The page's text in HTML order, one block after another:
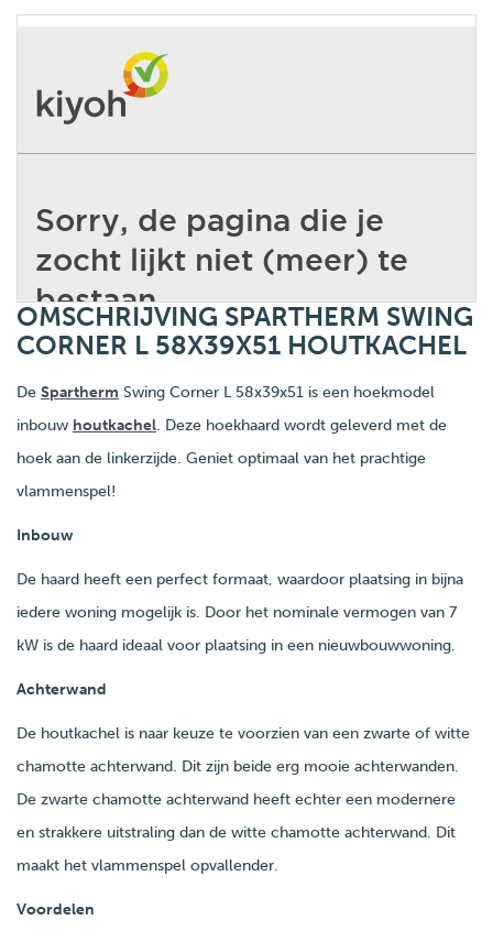
OMSCHRIJVING SPARTHERM SWING
CORNER L 58X39X51 HOUTKACHEL
De Spartherm Swing Corner L 58x39x51 is een hoekmodel
inbouw houtkachel. Deze hoekhaard wordt geleverd met de
hoek aan de linkerzijde. Geniet optimaal van het prachtige
vlammenspel!
Inbouw
De haard heeft een perfect formaat, waardoor plaatsing in bijna
iedere woning mogelijk is. Door het nominale vermogen van 7
kW is de haard ideaal voor plaatsing in een nieuwbouwwoning.
Achterwand
De houtkachel is naar keuze te voorzien van een zwarte of witte
chamotte achterwand. Dit zijn beide erg mooie achterwanden.
De zwarte chamotte achterwand heeft echter een modernere
en strakkere uitstraling dan de witte chamotte achterwand. Dit
maakt het vlammenspel opvallender.
Voordelen